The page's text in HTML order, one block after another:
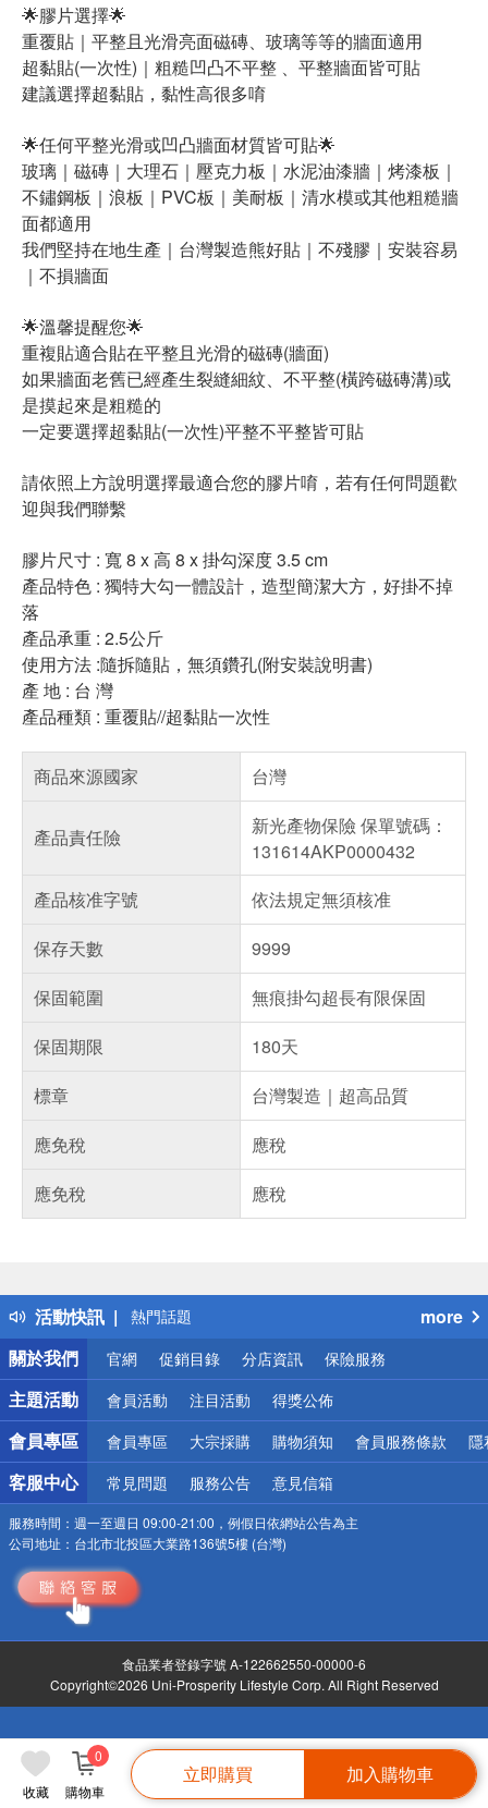
收藏 購物車
0
立即購買 加入購物車
🌟膠片選擇🌟
重覆貼｜平整且光滑亮面磁磚、玻璃等等的牆面適用
超黏貼(一次性)｜粗糙凹凸不平整 、平整牆面皆可貼
建議選擇超黏貼，黏性高很多唷
🌟任何平整光滑或凹凸牆面材質皆可貼🌟
玻璃｜磁磚｜大理石｜壓克力板｜水泥油漆牆｜烤漆板｜
不鏽鋼板｜浪板｜PVC板｜美耐板｜清水模或其他粗糙牆
面都適用
我們堅持在地生產｜台灣製造熊好貼｜不殘膠｜安裝容易
｜不損牆面
🌟溫馨提醒您🌟
重複貼適合貼在平整且光滑的磁磚(牆面)
如果牆面老舊已經產生裂縫細紋、不平整(橫跨磁磚溝)或
是摸起來是粗糙的
一定要選擇超黏貼(一次性)平整不平整皆可貼
請依照上方說明選擇最適合您的膠片唷，若有任何問題歡
迎與我們聯繫
膠片尺寸 : 寬 8 x 高 8 x 掛勾深度 3.5 cm
產品特色 : 獨特大勾一體設計，造型簡潔大方，好掛不掉
落
產品承重 : 2.5公斤
使用方法 :隨拆隨貼，無須鑽孔(附安裝說明書)
產 地 : 台 灣
產品種類 : 重覆貼//超黏貼一次性
商品來源國家 台灣
產品責任險
新光產物保險 保單號碼：
131614AKP0000432
產品核准字號
依法規定無須核准
保存天數
9999
保固範圍
無痕掛勾超長有限保固
保固期限
180天
標章
台灣製造｜超高品質
應免稅
應稅
應免稅
應稅
活動快訊
得獎公告
熱門話題
銀行優惠
偏遠地區配送
詐騙網頁！請小心！
more
關於我們
官網 促銷目錄 分店資訊 保險服務
主題活動 會員活動 注目活動 得獎公佈
會員專區 會員專區 大宗採購 購物須知 會員服務條款 隱
客服中心 常見問題 服務公告 意見信箱
服務時間： 週一至週日 09:00-21:00，例假日依網站公告為主
公司地址： 台北市北投區大業路136號5樓 (台灣)
食品業者登錄字號 A-122662550-00000-6
Copyright©2026 Uni-Prosperity Lifestyle Corp. All Right Reserved